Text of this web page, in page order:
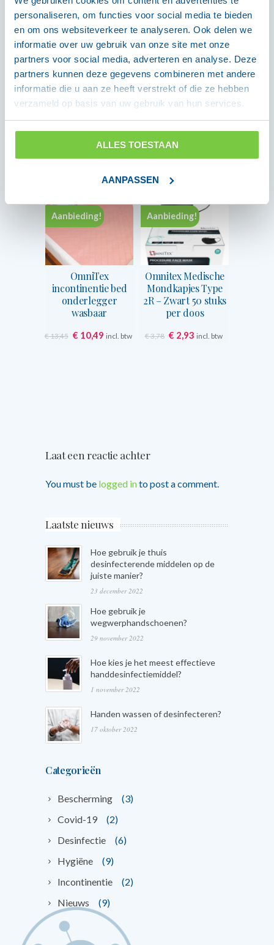
personaliseren, om functies voor social media te bieden
en om ons websiteverkeer te analyseren. Ook delen we
informatie over uw gebruik van onze site met onze
partners voor social media, adverteren en analyse. Deze
partners kunnen deze gegevens combineren met andere
informatie die u aan ze heeft verstrekt of die ze hebben
verzameld op basis van uw gebruik van hun services.
ALLES TOESTAAN
AANPASSEN
Omnitex FFP2
gezichtsmasker
roze, individueel
per doos
€ 10,70.
prijs
€ 1,50.
Omnitex Medische
2R 50 stuks per doos
Aanbieding!
OmniTex
incontinentie bed
onderlegger
wasbaar
€13,45 Oorspronkelijke
€ 10,49Huidige
incl. btw
Aanbieding!
Omnitex Medische
Mondkapjes Type
2R – Zwart 50 stuks
per doos
€3,78 Oorspronkelijke
€ 2,93Huidige
incl. btw
Laat een reactie achter
You must be logged into post a comment.
Laatste nieuws
Hoe gebruik je thuis
desinfecterende middelen op de
juiste manier?
23 december 2022
Hoe gebruik je
wegwerphandschoenen?
29 november 2022
Hoe kies je het meest effectieve
handdesinfectiemiddel?
1 november 2022
Handen wassen of desinfecteren?
17 oktober 2022
Categorieën
Bescherming
(3)
Covid-19
(2)
Desinfectie
(6)
Hygiëne
(9)
Incontinentie
(2)
Nieuws
(9)